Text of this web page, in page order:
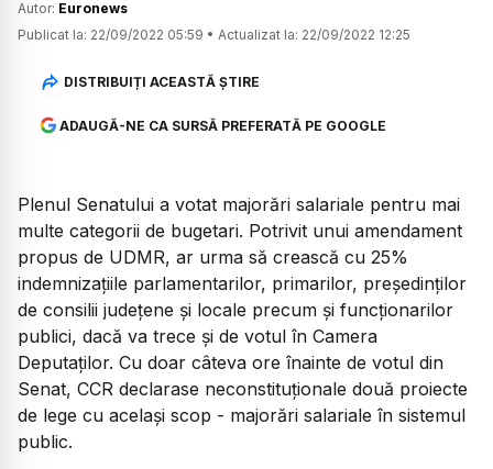
Autor: Euronews
Publicat la: 22/09/2022 05:59 • Actualizat la: 22/09/2022 12:25
DISTRIBUIȚI ACEASTĂ ȘTIRE
ADAUGĂ-NE CA SURSĂ PREFERATĂ PE GOOGLE
Plenul Senatului a votat majorări salariale pentru mai
multe categorii de bugetari. Potrivit unui amendament
propus de UDMR, ar urma să crească cu 25%
indemnizațiile parlamentarilor, primarilor, președinților
de consilii județene și locale precum și funcționarilor
publici, dacă va trece și de votul în Camera
Deputaților. Cu doar câteva ore înainte de votul din
Senat, CCR declarase neconstituționale două proiecte
de lege cu același scop - majorări salariale în sistemul
public.